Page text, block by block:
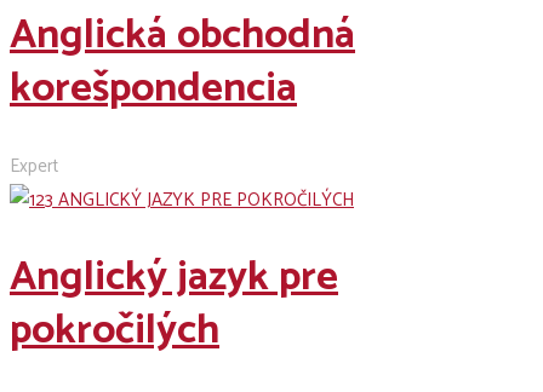
Anglická obchodná
korešpondencia
Expert
Anglický jazyk pre
pokročilých